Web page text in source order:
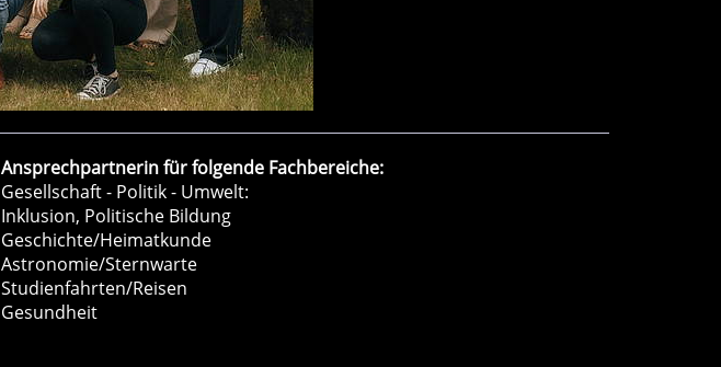
Ansprechpartnerin für folgende Fachbereiche:
Gesellschaft - Politik - Umwelt:
Inklusion, Politische Bildung
Geschichte/Heimatkunde
Astronomie/Sternwarte
Studienfahrten/Reisen
Gesundheit